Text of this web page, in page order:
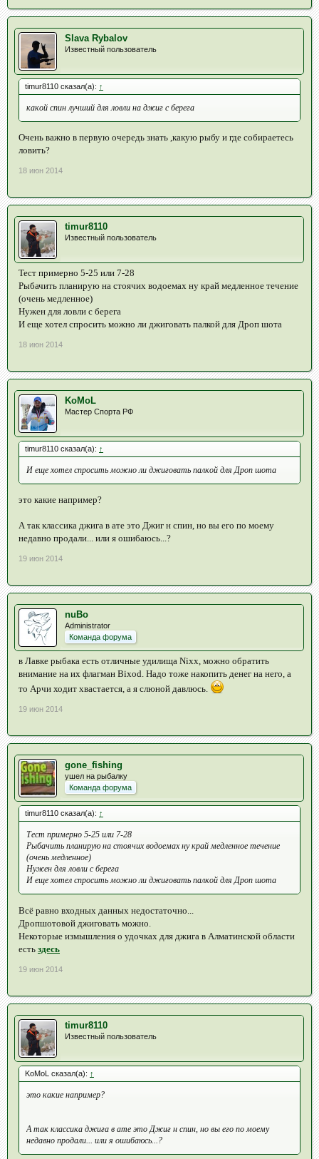
Slava Rybalov
Известный пользователь
timur8110 сказал(а): ↑
какой спин лучший для ловли на джиг с берега
Очень важно в первую очередь знать ,какую рыбу и где собираетесь
ловить?
18 июн 2014
timur8110
Известный пользователь
Тест примерно 5-25 или 7-28
Рыбачить планирую на стоячих водоемах ну край медленное течение
(очень медленное)
Нужен для ловли с берега
И еще хотел спросить можно ли джиговать палкой для Дроп шота
18 июн 2014
KoMoL
Мастер Спорта РФ
timur8110 сказал(а): ↑
И еще хотел спросить можно ли джиговать палкой для Дроп шота
это какие например?
А так классика джига в ате это Джиг н спин, но вы его по моему
недавно продали... или я ошибаюсь...?
19 июн 2014
nuBo
Administrator
Команда форума
в Лавке рыбака есть отличные удилища Nixx, можно обратить
внимание на их флагман Bixod. Надо тоже накопить денег на него, а
то Арчи ходит хвастается, а я слюной давлюсь.
19 июн 2014
gone_fishing
ушел на рыбалку
Команда форума
timur8110 сказал(а): ↑
Тест примерно 5-25 или 7-28
Рыбачить планирую на стоячих водоемах ну край медленное течение
(очень медленное)
Нужен для ловли с берега
И еще хотел спросить можно ли джиговать палкой для Дроп шота
Всё равно входных данных недостаточно...
Дропшотовой джиговать можно.
Некоторые измышления о удочках для джига в Алматинской области
есть здесь
19 июн 2014
timur8110
Известный пользователь
KoMoL сказал(а): ↑
это какие например?
А так классика джига в ате это Джиг н спин, но вы его по моему
недавно продали... или я ошибаюсь...?